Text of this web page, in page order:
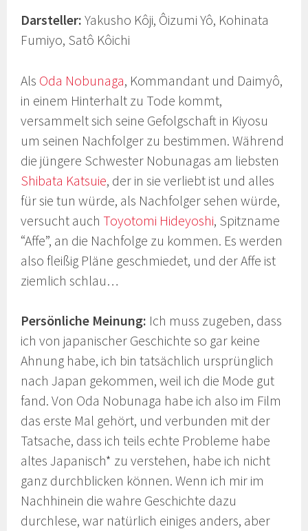
Darsteller:Yakusho Kôji, Ôizumi Yô, Kohinata
Fumiyo, Satô Kôichi
Als Oda Nobunaga, Kommandant und Daimyô,
in einem Hinterhalt zu Tode kommt,
versammelt sich seine Gefolgschaft in Kiyosu
um seinen Nachfolger zu bestimmen. Während
die jüngere Schwester Nobunagas am liebsten
Shibata Katsuie, der in sie verliebt ist und alles
für sie tun würde, als Nachfolger sehen würde,
versucht auch Toyotomi Hideyoshi, Spitzname
“Affe”, an die Nachfolge zu kommen. Es werden
also fleißig Pläne geschmiedet, und der Affe ist
ziemlich schlau…
Persönliche Meinung: Ich muss zugeben, dass
ich von japanischer Geschichte so gar keine
Ahnung habe, ich bin tatsächlich ursprünglich
nach Japan gekommen, weil ich die Mode gut
fand. Von Oda Nobunaga habe ich also im Film
das erste Mal gehört, und verbunden mit der
Tatsache, dass ich teils echte Probleme habe
altes Japanisch* zu verstehen, habe ich nicht
ganz durchblicken können. Wenn ich mir im
Nachhinein die wahre Geschichte dazu
durchlese, war natürlich einiges anders, aber